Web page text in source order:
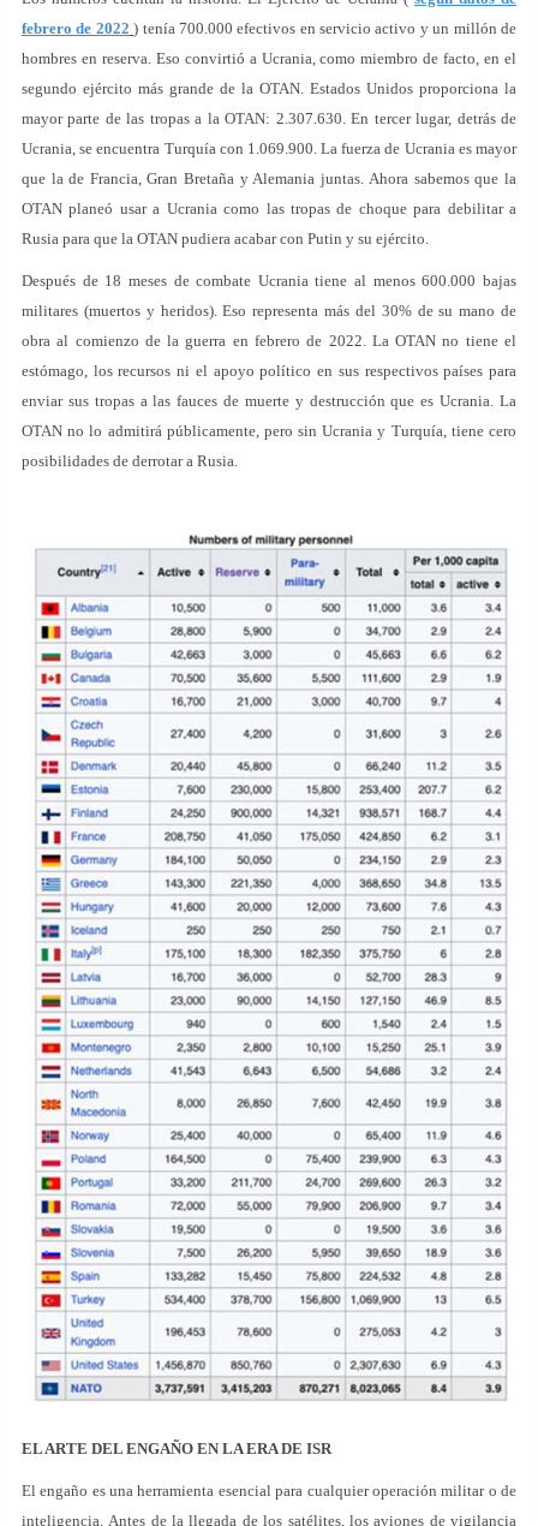
febrero de 2022 ) tenía 700.000 efectivos en servicio activo y un millón de
hombres en reserva. Eso convirtió a Ucrania, como miembro de facto, en el
segundo ejército más grande de la OTAN. Estados Unidos proporciona la
mayor parte de las tropas a la OTAN: 2.307.630. En tercer lugar, detrás de
Ucrania, se encuentra Turquía con 1.069.900. La fuerza de Ucrania es mayor
que la de Francia, Gran Bretaña y Alemania juntas. Ahora sabemos que la
OTAN planeó usar a Ucrania como las tropas de choque para debilitar a
Rusia para que la OTAN pudiera acabar con Putin y su ejército.
Después de 18 meses de combate Ucrania tiene al menos 600.000 bajas
militares (muertos y heridos). Eso representa más del 30% de su mano de
obra al comienzo de la guerra en febrero de 2022. La OTAN no tiene el
estómago, los recursos ni el apoyo político en sus respectivos países para
enviar sus tropas a las fauces de muerte y destrucción que es Ucrania. La
OTAN no lo admitirá públicamente, pero sin Ucrania y Turquía, tiene cero
posibilidades de derrotar a Rusia.
EL ARTE DEL ENGAÑO EN LA ERA DE ISR
El engaño es una herramienta esencial para cualquier operación militar o de
inteligencia. Antes de la llegada de los satélites, los aviones de vigilancia